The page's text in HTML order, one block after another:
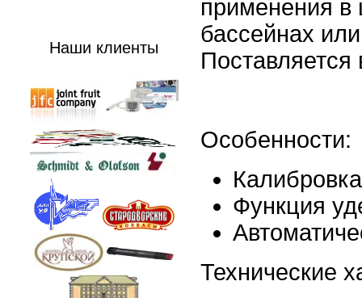
Наши клиенты
применения в
бассейнах
Особенности:
Функция
Технические